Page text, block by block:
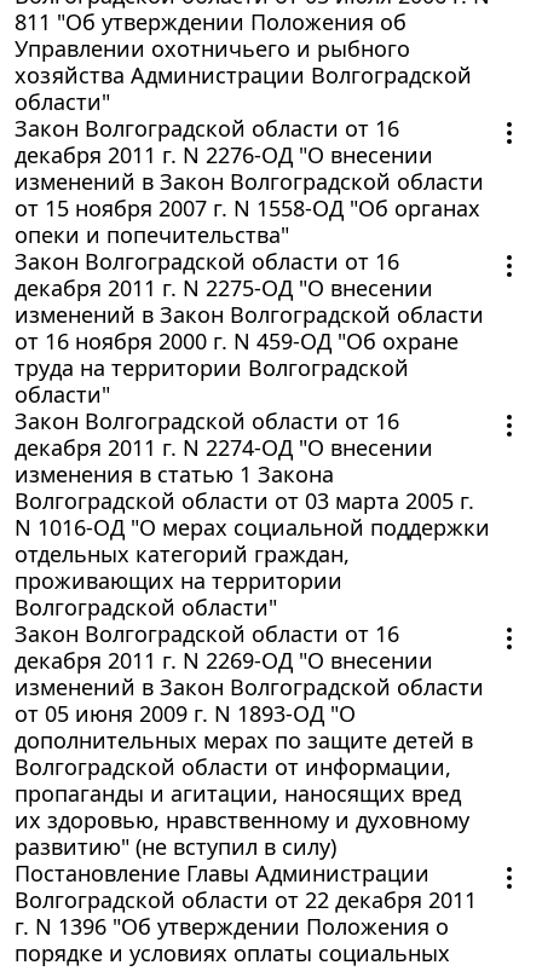
811 "Об утверждении Положения об
Управлении охотничьего и рыбного
хозяйства Администрации Волгоградской
области"
Закон Волгоградской области от 16
декабря 2011 г. N 2276-ОД "О внесении
изменений в Закон Волгоградской области
от 15 ноября 2007 г. N 1558-ОД "Об органах
опеки и попечительства"
Закон Волгоградской области от 16
декабря 2011 г. N 2275-ОД "О внесении
изменений в Закон Волгоградской области
от 16 ноября 2000 г. N 459-ОД "Об охране
труда на территории Волгоградской
области"
Закон Волгоградской области от 16
декабря 2011 г. N 2274-ОД "О внесении
изменения в статью 1 Закона
Волгоградской области от 03 марта 2005 г.
N 1016-ОД "О мерах социальной поддержки
отдельных категорий граждан,
проживающих на территории
Волгоградской области"
Закон Волгоградской области от 16
декабря 2011 г. N 2269-ОД "О внесении
изменений в Закон Волгоградской области
от 05 июня 2009 г. N 1893-ОД "О
дополнительных мерах по защите детей в
Волгоградской области от информации,
пропаганды и агитации, наносящих вред
их здоровью, нравственному и духовному
развитию" (не вступил в силу)
Постановление Главы Администрации
Волгоградской области от 22 декабря 2011
г. N 1396 "Об утверждении Положения о
порядке и условиях оплаты социальных